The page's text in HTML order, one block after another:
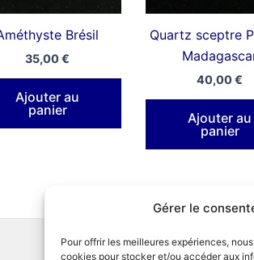
Gérer le
Pour offrir les meilleures expériences,
cookies pour stocker et/ou accéder aux
Brésil
35,00€
Ajouter au
panier
Quartz sceptre
40,00€
Ajouter au
panier